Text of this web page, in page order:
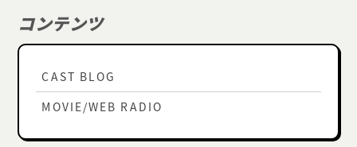
コンテンツ
CAST BLOG
MOVIE/WEB RADIO